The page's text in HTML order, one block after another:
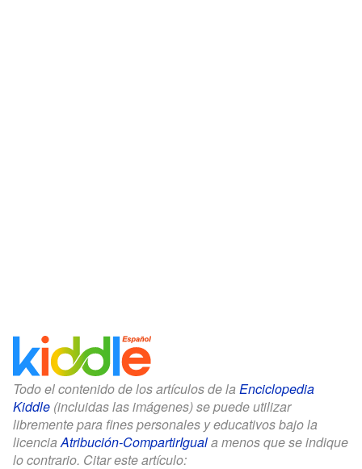
Todo el contenido de los artículos de la Enciclopedia
Kiddle (incluidas las imágenes) se puede utilizar
libremente para fines personales y educativos bajo la
licenciaAtribución-CompartirIguala menos que se indique
lo contrario. Citar este artículo: